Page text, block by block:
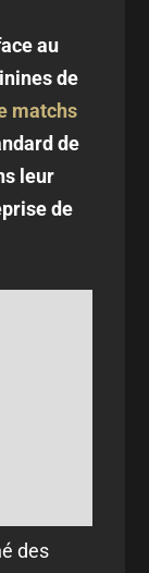
au
de
matchs
de
leur
de
des